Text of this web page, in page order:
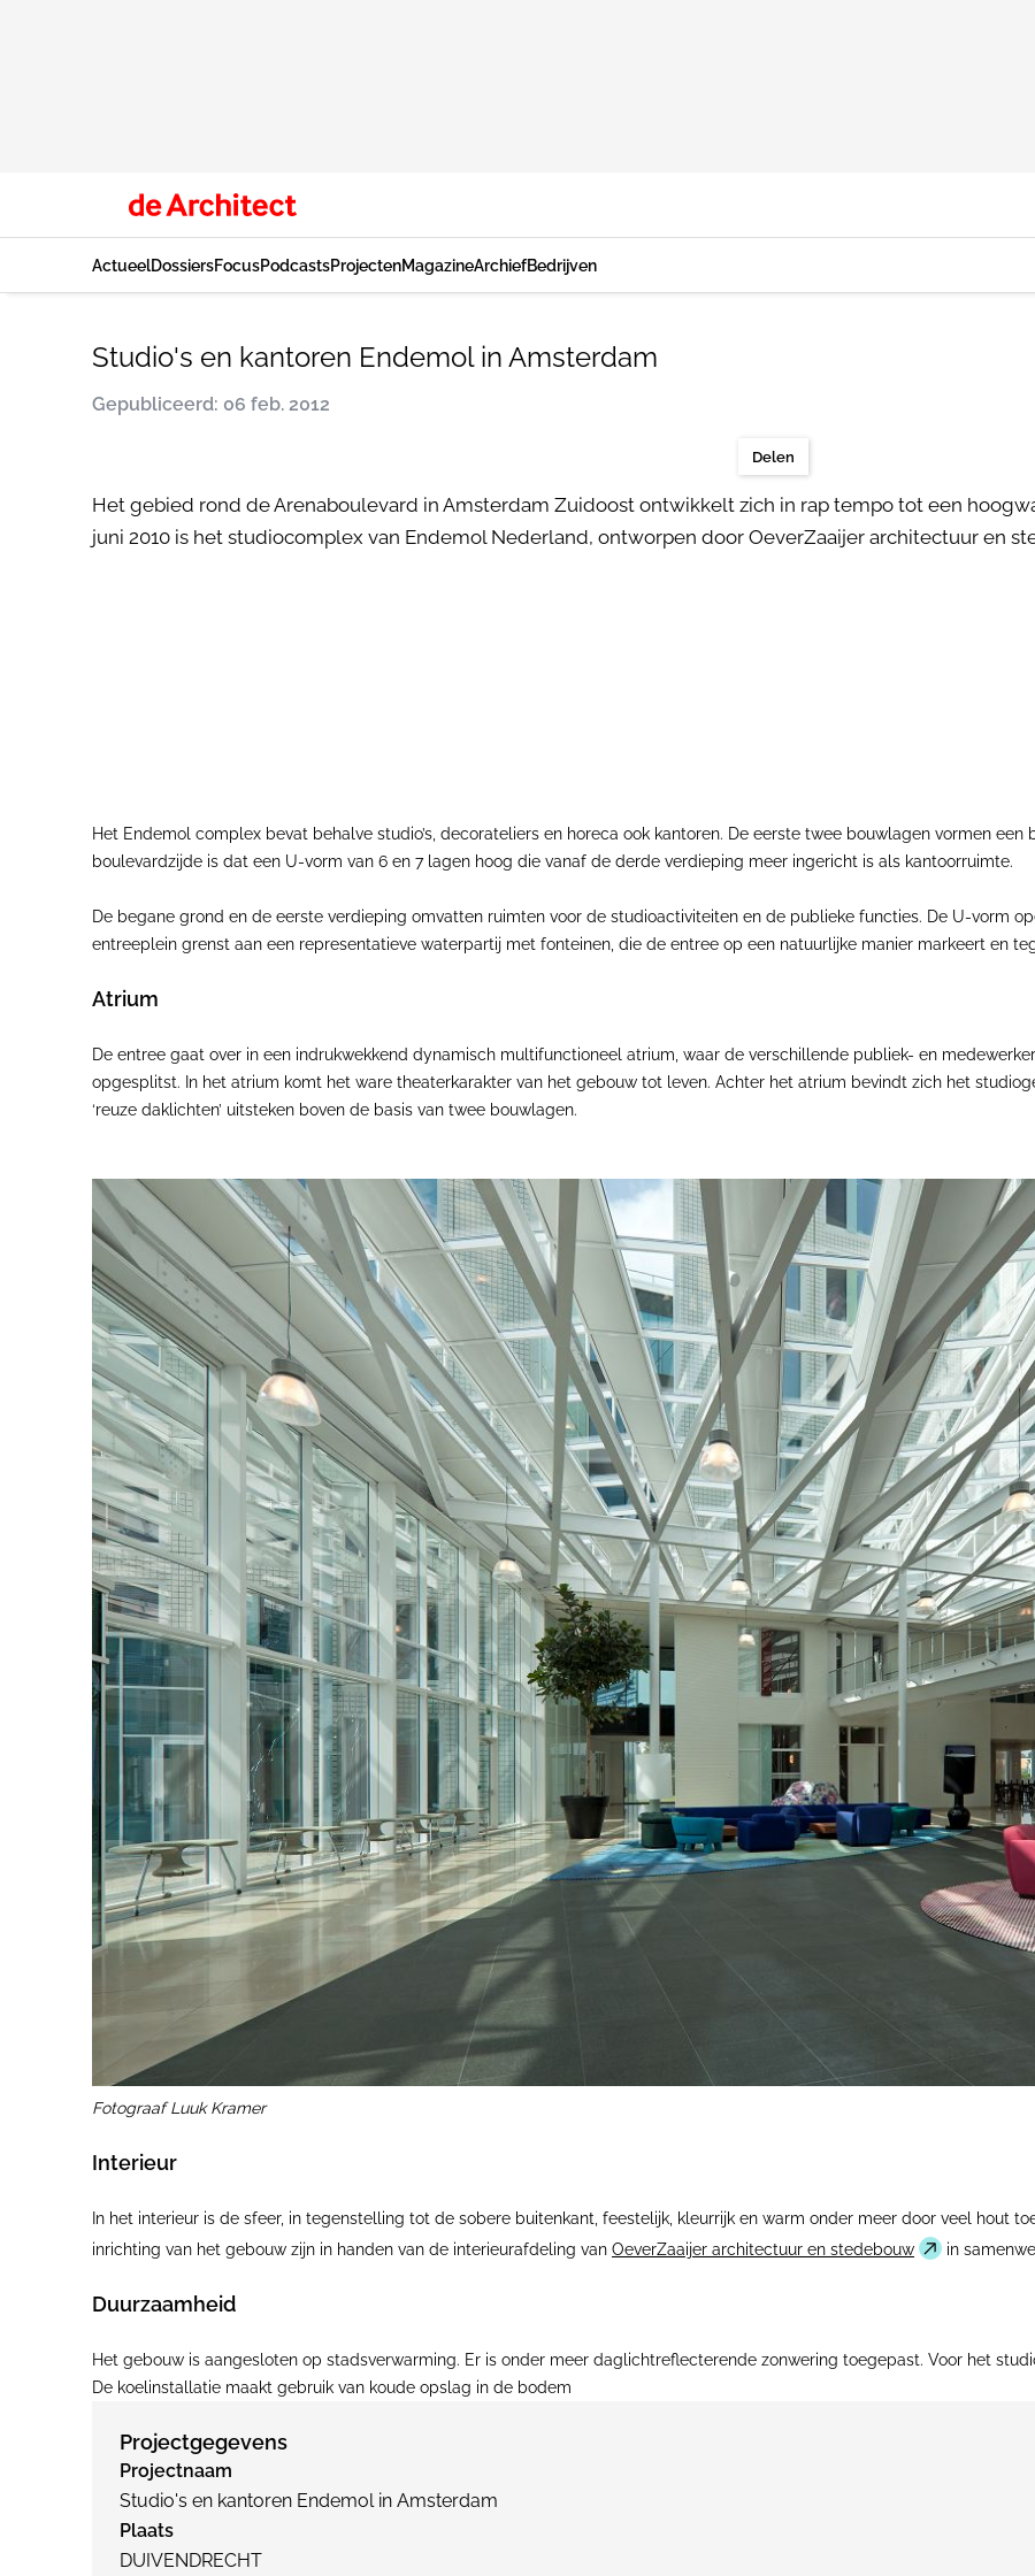
ActueelDossiersFocusPodcastsProjectenMagazineArchiefBedrijven
Studio's en kantoren Endemol in Amsterdam
Gepubliceerd: 06 feb. 2012
Delen
Het gebied rond de Arenaboulevard in Amsterdam Zuidoost ontwikkelt zich in rap tempo tot een
juni 2010 is het studiocomplex van Endemol Nederland, ontworpen door OeverZaaijer architectuur en
Het Endemol complex bevat behalve studio’s, decorateliers en horeca ook kantoren. De eerste twee bouwlagen vormen een
boulevardzijde is dat een U-vorm van 6 en 7 lagen hoog die vanaf de derde verdieping meer ingericht is als kantoorruimte.
De begane grond en de eerste verdieping omvatten ruimten voor de studioactiviteiten en de publieke functies. De U-vorm
entreeplein grenst aan een representatieve waterpartij met fonteinen, die de entree op een natuurlijke manier markeert en
Atrium
De entree gaat over in een indrukwekkend dynamisch multifunctioneel atrium, waar de verschillende publiek- en
opgesplitst. In het atrium komt het ware theaterkarakter van het gebouw tot leven. Achter het atrium bevindt zich het
‘reuze daklichten’ uitsteken boven de basis van twee bouwlagen.
Fotograaf Luuk Kramer
Interieur
In het interieur is de sfeer, in tegenstelling tot de sobere buitenkant, feestelijk, kleurrijk en warm onder meer door veel hout
inrichting van het gebouw zijn in handen van de interieurafdeling van OeverZaaijer architectuur en stedebouw in
Duurzaamheid
Het gebouw is aangesloten op stadsverwarming. Er is onder meer daglichtreflecterende zonwering toegepast. Voor het
De koelinstallatie maakt gebruik van koude opslag in de bodem
Projectgegevens
Projectnaam
Studio's en kantoren Endemol in Amsterdam
Plaats
DUIVENDRECHT